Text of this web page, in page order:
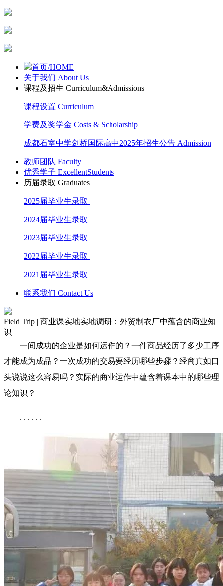
首页/HOME
关于我们 About Us
课程及招生 Curriculum&Admissions
课程设置 Curriculum
学费及奖学金 Costs & Scholarship
成都石室中学剑桥国际高中2025年招生公告 Admission
教师团队 Faculty
优秀学子 ExcellentStudents
历届录取 Graduates
2025届毕业生录取
2024届毕业生录取
2023届毕业生录取
2022届毕业生录取
2021届毕业生录取
联系我们 Contact Us
Field Trip | 商业课实地实地调研：外贸制衣厂中蕴含的商业知
识
一间成功的企业是如何运作的？一件商品经历了多少工序
才能成为成品？一次成功的交易要经历哪些步骤？经商真如口
头说说这么容易吗？实际的商业运作中蕴含着课本中的哪些理
论知识？
. . . . . .